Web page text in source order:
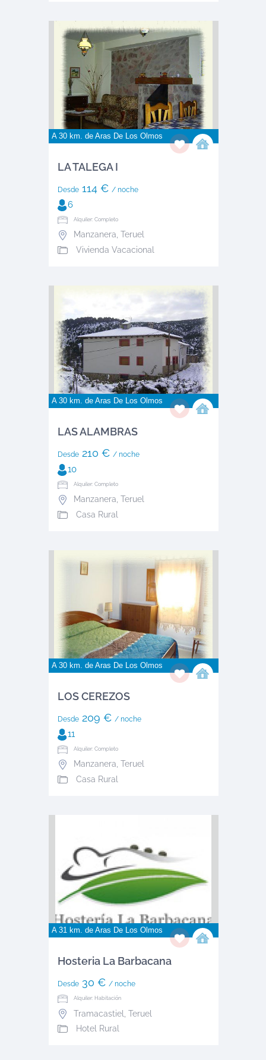
A 30 km. de Aras De Los Olmos
LA TALEGA I
Desde114 € / noche
6
Alquiler: Completo
Manzanera, Teruel
Vivienda Vacacional
A 30 km. de Aras De Los Olmos
LAS ALAMBRAS
Desde210 € / noche
10
Alquiler: Completo
Manzanera, Teruel
Casa Rural
A 30 km. de Aras De Los Olmos
LOS CEREZOS
Desde209 € / noche
11
Alquiler: Completo
Manzanera, Teruel
Casa Rural
A 31 km. de Aras De Los Olmos
Hosteria La Barbacana
Desde30 € / noche
Alquiler: Habitación
Tramacastiel Teruel
Hotel Rural